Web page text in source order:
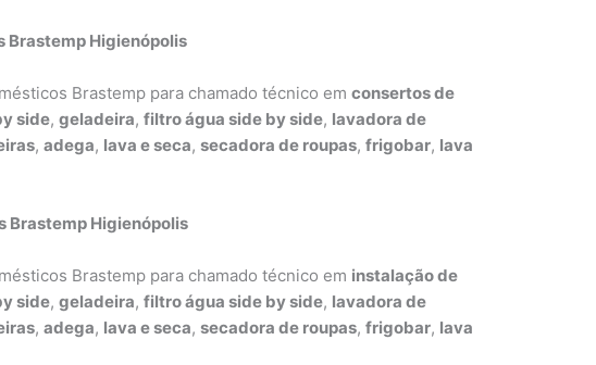
Brastemp Higienópolis
Brastemp para chamado técnico em consertos de
side, geladeira, filtro água side by side, lavadora de
, adega, lava e seca, secadora de roupas, frigobar, lava
Brastemp Higienópolis
Brastemp para chamado técnico em instalação de
side, geladeira, filtro água side by side, lavadora de
, adega, lava e seca, secadora de roupas, frigobar, lava